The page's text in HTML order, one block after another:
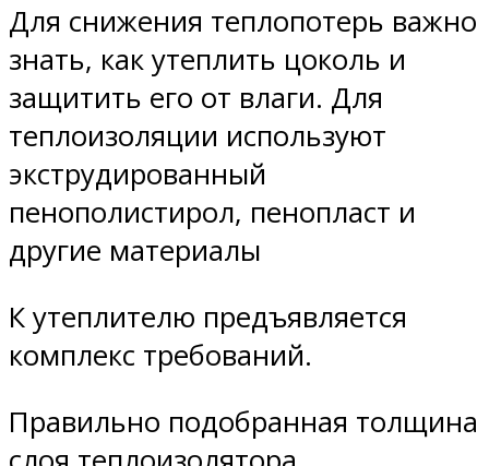
Для снижения теплопотерь важно
знать, как утеплить цоколь и
защитить его от влаги. Для
теплоизоляции используют
экструдированный
пенополистирол, пенопласт и
другие материалы
К утеплителю предъявляется
комплекс требований.
Правильно подобранная толщина